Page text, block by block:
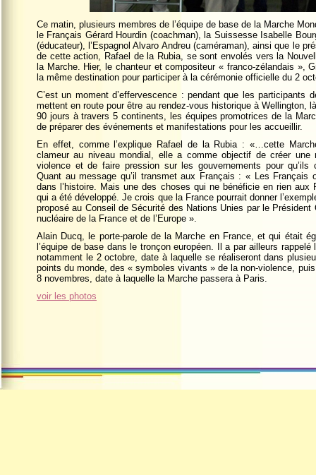
Ce matin, plusieurs membres de l’équipe de base de la Marche
le Français Gérard Hourdin (coachman), la Suissesse Isabelle
(éducateur), l’Espagnol Alvaro Andreu (caméraman), ainsi que le
de cette action, Rafael de la Rubia, se sont envolés vers la
la Marche. Hier, le chanteur et compositeur « franco-zélandais »,
la même destination pour participer à la cérémonie officielle du 2
C’est un moment d’effervescence : pendant que les participants
mettent en route pour être au rendez-vous historique à Wellington,
90 jours à travers 5 continents, les équipes promotrices de la
de préparer des événements et manifestations pour les accueillir.
En effet, comme l’explique Rafael de la Rubia : «…cette
clameur au niveau mondial, elle a comme objectif de créer
violence et de faire pression sur les gouvernements pour
Quant au message qu’il transmet aux Français : « Les Français
dans l’histoire. Mais une des choses qui ne bénéficie en rien
qui a été développé. Je crois que la France pourrait donner
proposé au Conseil de Sécurité des Nations Unies par le
nucléaire de la France et de l’Europe ».
Alain Ducq, le porte-parole de la Marche en France, et qui était
l’équipe de base dans le tronçon européen. Il a par ailleurs
notamment le 2 octobre, date à laquelle se réaliseront dans
points du monde, des « symboles vivants » de la non-violence,
8 novembres, date à laquelle la Marche passera à Paris.
voir les photos